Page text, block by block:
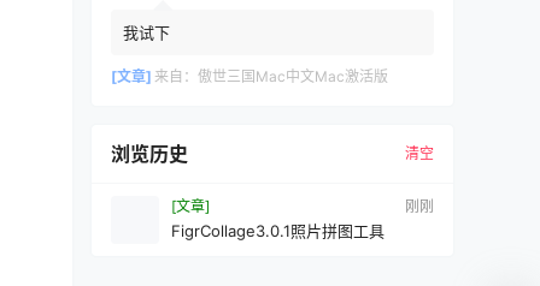
我试下
[文章] 来自： 傲世三国Mac中文Mac激活版
浏览历史 清空
[文章] 刚刚
FigrCollage3.0.1照片拼图工具